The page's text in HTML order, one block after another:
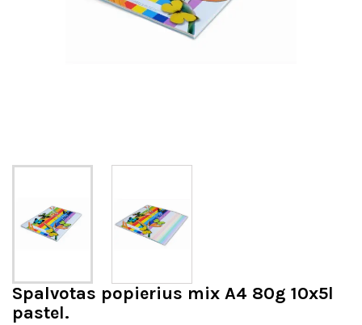
Spalvotas popierius mix A4 80g 10x5l
pastel.